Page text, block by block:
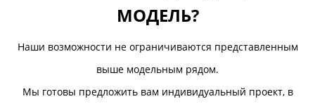
МОДЕЛЬ?
Наши возможности не ограничиваются представленным
выше модельным рядом.
Мы готовы предложить вам индивидуальный проект, в